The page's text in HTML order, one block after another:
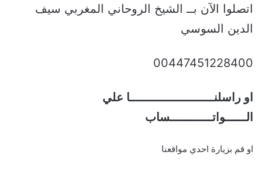
اتصلوا الآن بــ الشيخ الروحاني المغربي سيف
الدين السوسي
00447451228400
او راسلنــــــــــــــــــــــــا علي
الــــــواتــــــــــــساب
او قم بزيارة احدي مواقعنا